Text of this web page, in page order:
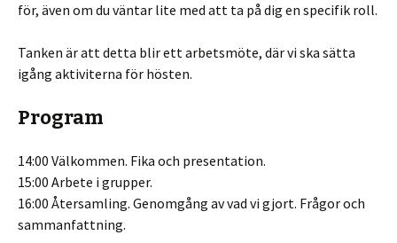
för, även om du väntar lite med att ta på dig en specifik roll.
Tanken är att detta blir ett arbetsmöte, där vi ska sätta
igång aktiviterna för hösten.
Program
14:00 Välkommen. Fika och presentation.
15:00 Arbete i grupper.
16:00 Återsamling. Genomgång av vad vi gjort. Frågor och
sammanfattning.